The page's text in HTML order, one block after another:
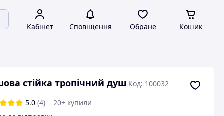
Кабінет Сповіщення Обране Кошик
стійка тропічний душ Код: 100032
5.0 (4)
20+ купили